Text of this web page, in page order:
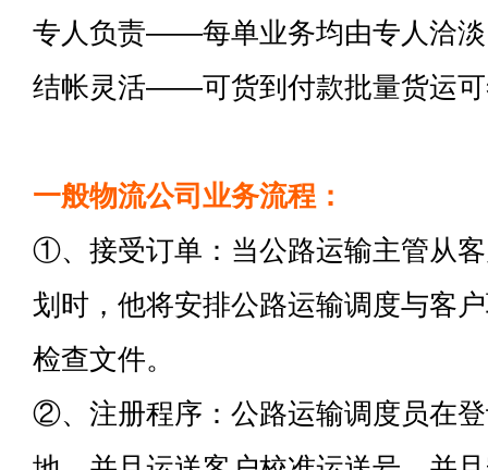
专人负责——每单业务均由专人洽
结帐灵活——可货到付款批量货运
一般物流公司业务流程：
①、接受订单：当公路运输主管从
划时，他将安排公路运输调度与客
检查文件。
②、注册程序：公路运输调度员在